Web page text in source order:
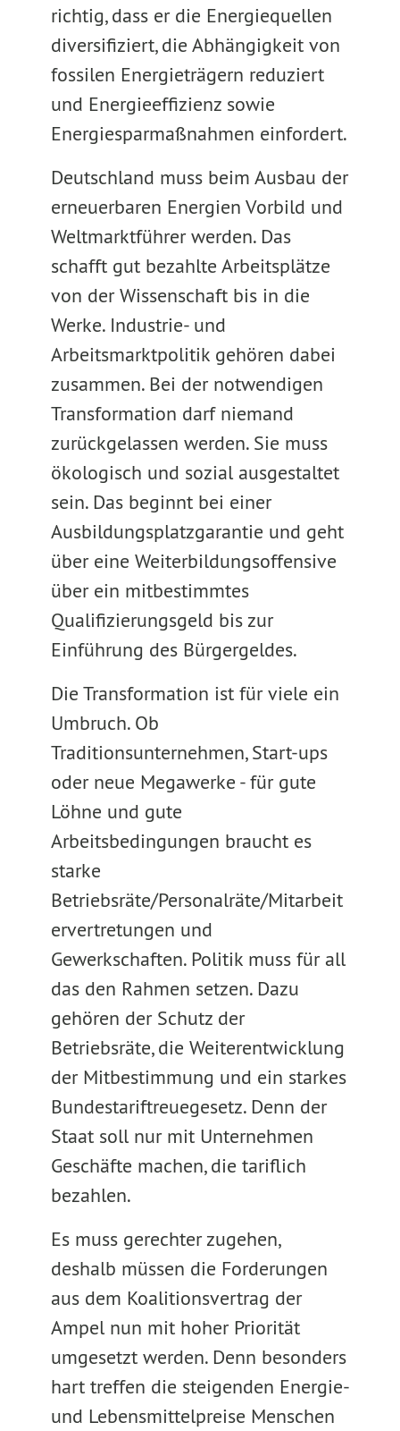
richtig, dass er die Energiequellen
diversifiziert, die Abhängigkeit von
fossilen Energieträgern reduziert
und Energieeffizienz sowie
Energiesparmaßnahmen einfordert.
Deutschland muss beim Ausbau der
erneuerbaren Energien Vorbild und
Weltmarktführer werden. Das
schafft gut bezahlte Arbeitsplätze
von der Wissenschaft bis in die
Werke. Industrie- und
Arbeitsmarktpolitik gehören dabei
zusammen. Bei der notwendigen
Transformation darf niemand
zurückgelassen werden. Sie muss
ökologisch und sozial ausgestaltet
sein. Das beginnt bei einer
Ausbildungsplatzgarantie und geht
über eine Weiterbildungsoffensive
über ein mitbestimmtes
Qualifizierungsgeld bis zur
Einführung des Bürgergeldes.
Die Transformation ist für viele ein
Umbruch. Ob
Traditionsunternehmen, Start-ups
oder neue Megawerke - für gute
Löhne und gute
Arbeitsbedingungen braucht es
starke
Betriebsräte/Personalräte/Mitarbeit
ervertretungen und
Gewerkschaften. Politik muss für all
das den Rahmen setzen. Dazu
gehören der Schutz der
Betriebsräte, die Weiterentwicklung
der Mitbestimmung und ein starkes
Bundestariftreuegesetz. Denn der
Staat soll nur mit Unternehmen
Geschäfte machen, die tariflich
bezahlen.
Es muss gerechter zugehen,
deshalb müssen die Forderungen
aus dem Koalitionsvertrag der
Ampel nun mit hoher Priorität
umgesetzt werden. Denn besonders
hart treffen die steigenden Energie-
und Lebensmittelpreise Menschen